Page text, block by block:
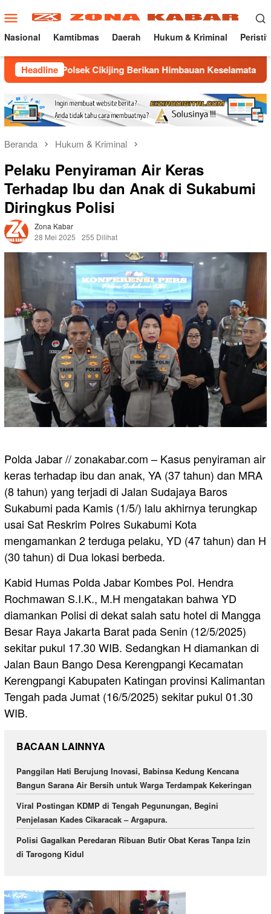
ke
konten
Menu
Mobile
Nasional Kamtibmas Daerah Hukum & Kriminal
Headline
Cikijing Berikan Himbauan Keselamatan dan Kamtibmas
Beranda Hukum & Kriminal
Pelaku Penyiraman Air Keras
Terhadap Ibu dan Anak di Sukabumi
Diringkus Polisi
Zona Kabar
28 Mei 2025
255 Dilihat
Polda Jabar // zonakabar.com – Kasus penyiraman air
keras terhadap ibu dan anak, YA (37 tahun) dan MRA
(8 tahun) yang terjadi di Jalan Sudajaya Baros
Sukabumi pada Kamis (1/5/) lalu akhirnya terungkap
usai Sat Reskrim Polres Sukabumi Kota
mengamankan 2 terduga pelaku, YD (47 tahun) dan H
(30 tahun) di Dua lokasi berbeda.
Kabid Humas Polda Jabar Kombes Pol. Hendra
Rochmawan S.I.K., M.H mengatakan bahwa YD
diamankan Polisi di dekat salah satu hotel di Mangga
Besar Raya Jakarta Barat pada Senin (12/5/2025)
sekitar pukul 17.30 WIB. Sedangkan H diamankan di
Jalan Baun Bango Desa Kerengpangi Kecamatan
Kerengpangi Kabupaten Katingan provinsi Kalimantan
Tengah pada Jumat (16/5/2025) sekitar pukul 01.30
WIB.
BACAAN LAINNYA
Panggilan Hati Berujung Inovasi, Babinsa Kedung Kencana
Bangun Sarana Air Bersih untuk Warga Terdampak Kekeringan
Viral Postingan KDMP di Tengah Pegunungan, Begini
Penjelasan Kades Cikaracak – Argapura.
Polisi Gagalkan Peredaran Ribuan Butir Obat Keras Tanpa Izin
di Tarogong Kidul